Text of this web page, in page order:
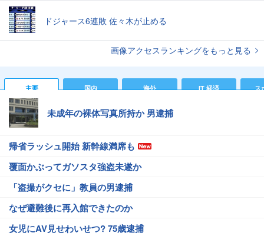
ドジャース6連敗 佐々木が止める
画像アクセスランキングをもっと見る
主要 国内 海外 IT 経済 ス
未成年の裸体写真所持か 男逮捕
帰省ラッシュ開始 新幹線満席も
覆面かぶってガソスタ強盗未遂か
「盗撮がクセに」教員の男逮捕
なぜ避難後に再入館できたのか
女児にAV見せわいせつ? 75歳逮捕